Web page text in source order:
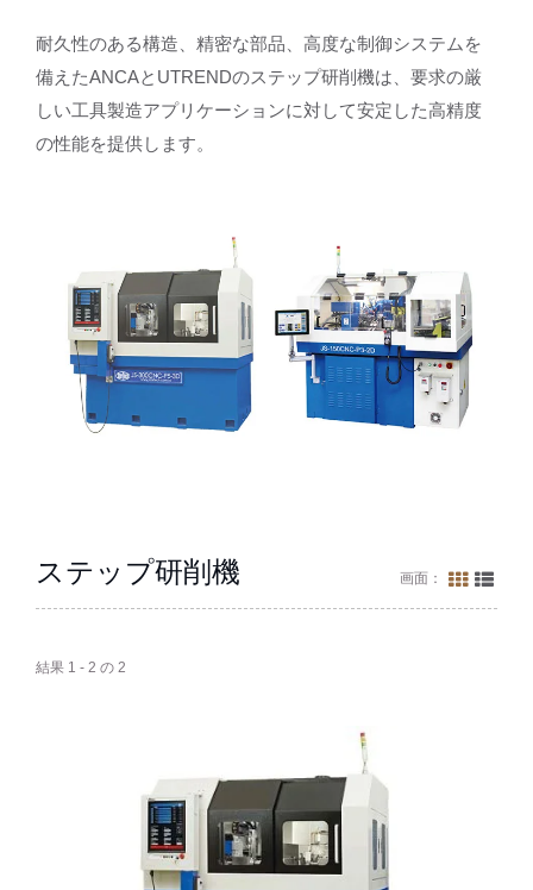
耐久性のある構造、精密な部品、高度な制御システムを
備えたANCAとUTRENDのステップ研削機は、要求の厳
しい工具製造アプリケーションに対して安定した高精度
の性能を提供します。
ステップ研削機 画面：
結果 1 - 2 の 2